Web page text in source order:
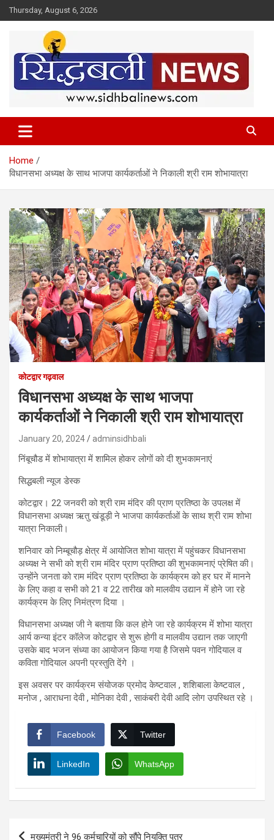
Skip
to
Thursday, August 6, 2026
Sidhbali News
Home
विधानसभा अध्यक्ष के साथ भाजपा कार्यकर्ताओं ने निकाली श्री राम शोभायात्रा
कोटद्वार गढ़वाल
विधानसभा अध्यक्ष के साथ भाजपा
कार्यकर्ताओं ने निकाली श्री राम शोभायात्रा
January 20, 2024 adminsidhbali
निंबूचौड में शोभायात्रा में शामिल होकर लोगों को दी शुभकामनाएं
सिद्धबली न्यूज डेस्क
कोटद्वार। 22 जनवरी को श्री राम मंदिर की प्राण प्रतिष्ठा के उपलक्ष में
विधानसभा अध्यक्ष ऋतु खंडूड़ी ने भाजपा कार्यकर्ताओं के साथ श्री राम शोभा
यात्रा निकाली।
शनिवार को निम्बूचौड़ क्षेत्र में आयोजित शोभा यात्रा में पहुंचकर विधानसभा
अध्यक्ष ने सभी को श्री राम मंदिर प्राण प्रतिष्ठा की शुभकामनाएं प्रेषित की।
उन्होंने जनता को राम मंदिर प्राण प्रतिष्ठा के कार्यक्रम को हर घर में मानने
के लिए कहा व सभी को 21 व 22 तारीख को मालवीय उद्यान में होने जा रहे
कार्यक्रम के लिए निमंत्रण दिया ।
विधानसभा अध्यक्ष जी ने बताया कि कल होने जा रहे कार्यक्रम में शोभा यात्रा
आर्य कन्या इंटर कॉलेज कोटद्वार से शुरू होगी व मालवीय उद्यान तक जाएगी
उसके बाद भजन संध्या का आयोजन किया गया है जिसमे पवन गोदियाल व
कविता गोदियाल अपनी प्रस्तुति देंगे ।
इस अवसर पर कार्यक्रम संयोजक प्रमोद केष्टवाल , शशिबाला केष्टवाल ,
मनोज , आराधना देवी , मोनिका देवी , साकंबरी देवी आदि लोग उपस्थित रहे ।
Facebook Twitter
LinkedIn WhatsApp
Post
मुख्यमंत्री ने 96 कर्मचारियों को सौंपे नियुक्ति पत्र